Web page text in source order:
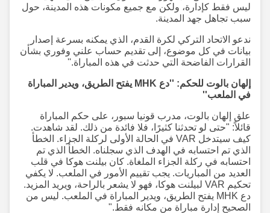
ليس فقط كإدارة، ولكن مع جميع مكونات هذه المدينة، حول
سبب تجاهل جهد المدينة.
ندعو الاتحاد التركي لكرة القدم، الذي يمكنه بسرعة إصدار
بيانات في كل موضوع، إلى تقديم حساب علني وفوري بشأن
القرارات الفاضحة التي حدثت في هذه المباراة.''
إلهان بالوت للحكم: ''دع MHK يفتح الطريق، ويدير المباراة
في الملعب''
علق إلهان بالوت، مدرب قونيا سبور، على حكم المباراة
قائلاً: "حتى لو تحدثنا كثيرًا، فلا فائدة من ذلك. لقد شاهدت.
كيف سيتدخل VAR في الحالة الأولى لركلة الجزاء. الخطأ
الذي تم احتسابه في الهدف الذي سجلناه. الخطأ الذي تم
احتسابه في ركلة الجزاء الملغاة. كان بيلنت هوكا في قلب
العديد من المباريات. يجب تقييم الأمور في الملعب. لا يكفي
تحكيم VAR لبيلنت هوكا، فهو لا يشعر بالراحة، ويريد المزيد.
دع MHK يفتح الطريق، ويدير المباراة في الملعب. ليس من
الصحيح إدارة مباراة من مكانه فقط."